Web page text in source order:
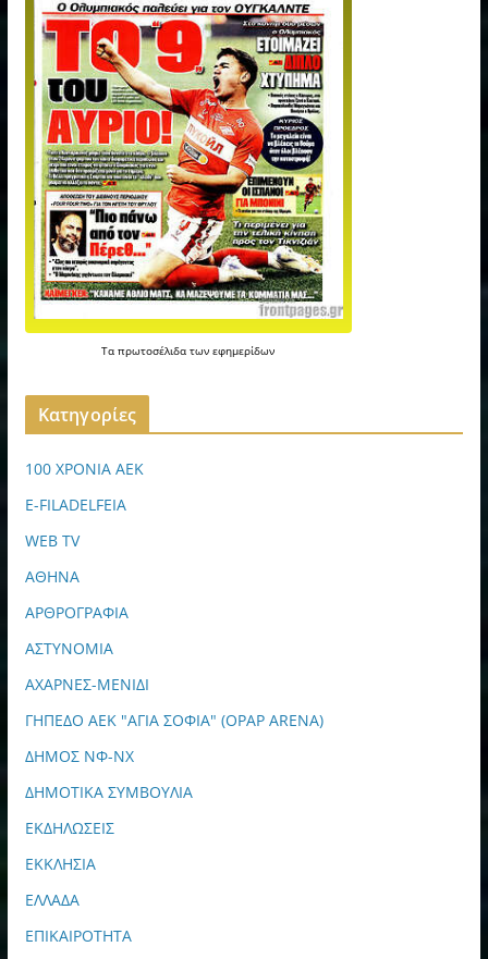
Ταπρωτοσέλιδατωνεφημερίδων
Kατηγορίες
100 ΧΡΟΝΙΑ ΑΕΚ
E-FILADELFEIA
WEB TV
ΑΘΗΝΑ
ΑΡΘΡΟΓΡΑΦΙΑ
ΑΣΤΥΝΟΜΙΑ
ΑΧΑΡΝΕΣ-ΜΕΝΙΔΙ
ΓΗΠΕΔΟ ΑΕΚ "ΑΓΙΑ ΣΟΦΙΑ" (OPAP ARENA)
ΔΗΜΟΣ ΝΦ-ΝΧ
ΔΗΜΟΤΙΚΑ ΣΥΜΒΟΥΛΙΑ
ΕΚΔΗΛΩΣΕΙΣ
ΕΚΚΛΗΣΙΑ
ΕΛΛΑΔΑ
ΕΠΙΚΑΙΡΟΤΗΤΑ